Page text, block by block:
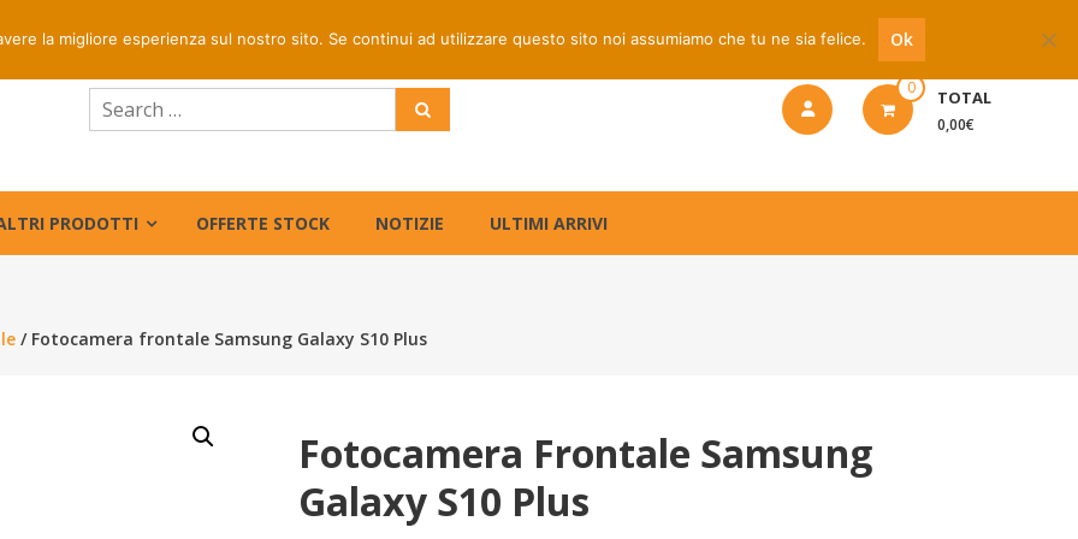
0 TOTAL
0,00€
PRODOTTI OFFERTE STOCK NOTIZIE ULTIMI ARRIVI
/ Fotocamera frontale Samsung Galaxy S10 Plus
Fotocamera Frontale Samsung
Galaxy S10 Plus
la migliore esperienza sul nostro sito. Se continui ad utilizzare questo sito noi assumiamo che tu ne sia felice. Ok